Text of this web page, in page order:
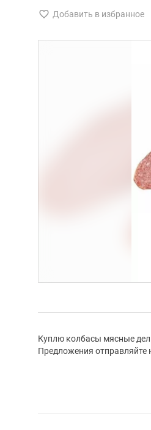
Добавить в избранное
Куплю колбасы мясные
Предложения отправляйте